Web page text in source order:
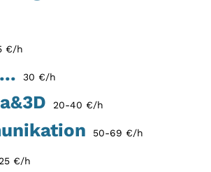
€/h
30 €/h
20-40 €/h
50-69 €/h
€/h